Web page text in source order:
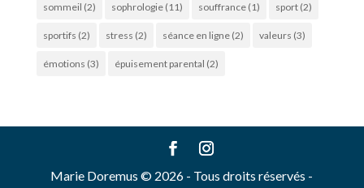
sommeil (2) sophrologie(11) souffrance(1) sport(2)
sportifs (2) stress (2) séance en ligne(2) valeurs (3)
émotions (3) épuisement parental (2)
Marie Doremus © 2026 - Tous droits réservés -